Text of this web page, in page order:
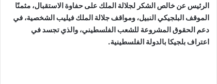
الرئيس عن خالص الشكر لجلالة الملك على حفاوة الاستقبال، مثمنًا
الموقف البلجيكي النبيل، ومواقف جلالة الملك فيليب الشخصية، في
دعم الحقوق المشروعة للشعب الفلسطيني، والذي تجسد في
اعتراف بلجيكا بالدولة الفلسطينية.